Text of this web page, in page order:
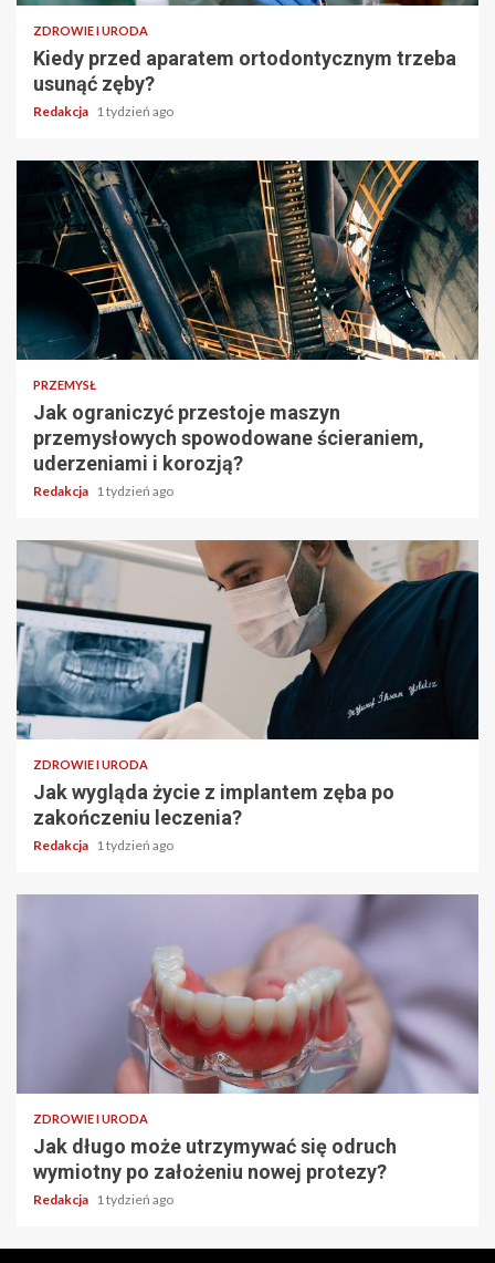
ZDROWIE I URODA
Kiedy przed aparatem ortodontycznym trzeba
usunąć zęby?
Redakcja 1 tydzień ago
PRZEMYSŁ
Jak ograniczyć przestoje maszyn
przemysłowych spowodowane ścieraniem,
uderzeniami i korozją?
Redakcja 1 tydzień ago
ZDROWIE I URODA
Jak wygląda życie z implantem zęba po
zakończeniu leczenia?
Redakcja 1 tydzień ago
ZDROWIE I URODA
Jak długo może utrzymywać się odruch
wymiotny po założeniu nowej protezy?
Redakcja 1 tydzień ago